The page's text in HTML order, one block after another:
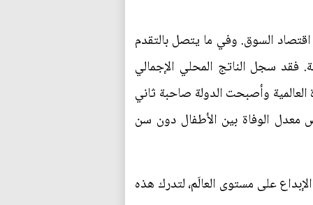
عملية الانتقال إلى اقتصاد السوق. وفي ما يتصل بالتقدم
فقد سجل الناتج المحلي الإجمالي
العالمية وأصبحت الدولة صاحبة ثاني
براثن الفقر، كما انخفض معدل الوفاة بين الأطفال دون سن
على مستوى العالَم، لتدرك هذه